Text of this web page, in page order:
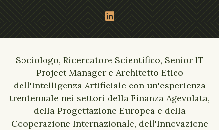
Sociologo, Ricercatore Scientifico, Senior IT
Project Manager e Architetto Etico
dell'Intelligenza Artificiale con un'esperienza
trentennale nei settori della Finanza Agevolata,
della Progettazione Europea e della
Cooperazione Internazionale, dell'Innovazione